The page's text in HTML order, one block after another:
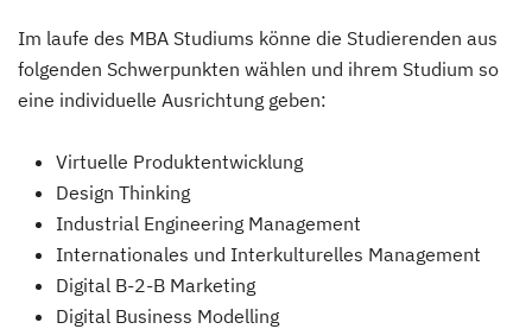
Im laufe des MBA Studiums könne die Studierenden aus
folgenden Schwerpunkten wählen und ihrem Studium so
eine individuelle Ausrichtung geben:
Virtuelle Produktentwicklung
Design Thinking
Industrial Engineering Management
Internationales und Interkulturelles Management
Digital B-2-B Marketing
Digital Business Modelling